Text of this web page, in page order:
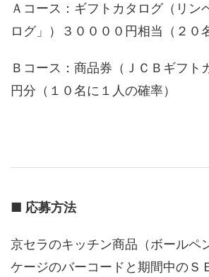
Ａコース：ギフトカタログ（リン
ログ」）３００００円相当（２０
Ｂコース：商品券（ＪＣＢギフト
円分（１０名に１人の確率）
■ 応募方法
京セラのキッチン商品（ボールペ
ケージのバーコードと期間中のＳ